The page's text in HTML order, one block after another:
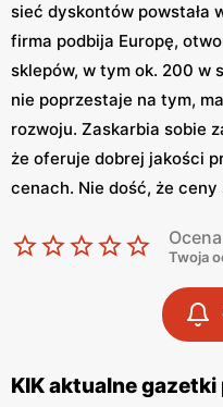
sieć dyskontów powstała
firma podbija Europę,
sklepów, w tym ok. 200 w
nie poprzestaje na tym,
rozwoju. Zaskarbia sobie
że oferuje dobrej jakości
cenach. Nie dość, że
to miejsce, gdzie można
przeglądając tradycyjną,
gazetkę KIK
Co można kupić w
Twoja
KIK aktualne